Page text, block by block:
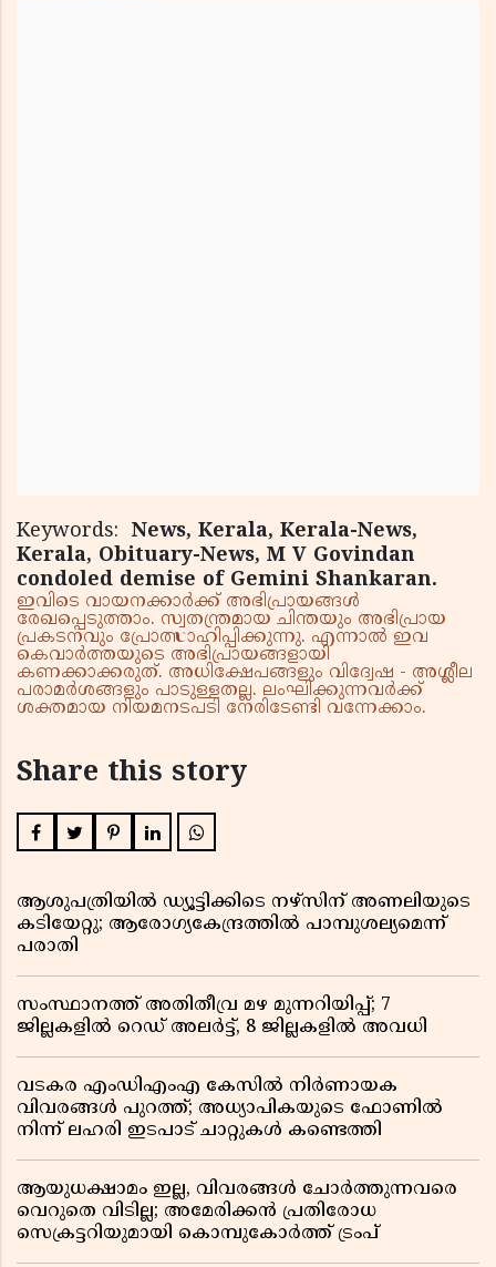
Keywords: News, Kerala, Kerala-News,
Kerala, Obituary-News, M V Govindan
condoled demise of Gemini Shankaran.
ഇവിടെ വായനക്കാർക്ക് അഭിപ്രായങ്ങൾ
രേഖപ്പെടുത്താം. സ്വതന്ത്രമായ ചിന്തയും അഭിപ്രായ
പ്രകടനവും പ്രോത്സാഹിപ്പിക്കുന്നു. എന്നാൽ ഇവ
കെവാർത്തയുടെ അഭിപ്രായങ്ങളായി
കണക്കാക്കരുത്. അധിക്ഷേപങ്ങളും വിദ്വേഷ - അശ്ലീല
പരാമർശങ്ങളും പാടുള്ളതല്ല. ലംഘിക്കുന്നവർക്ക്
ശക്തമായ നിയമനടപടി നേരിടേണ്ടി വന്നേക്കാം.
Share this story
ആശുപത്രിയിൽ ഡ്യൂട്ടിക്കിടെ നഴ്സിന് അണലിയുടെ
കടിയേറ്റു; ആരോഗ്യകേന്ദ്രത്തിൽ പാമ്പുശല്യമെന്ന്
പരാതി
സംസ്ഥാനത്ത് അതിതീവ്ര മഴ മുന്നറിയിപ്പ്; 7
ജില്ലകളിൽ റെഡ് അലർട്ട്, 8 ജില്ലകളിൽ അവധി
വടകര എംഡിഎംഎ കേസിൽ നിർണായക
വിവരങ്ങൾ പുറത്ത്; അധ്യാപികയുടെ ഫോണിൽ
നിന്ന് ലഹരി ഇടപാട് ചാറ്റുകൾ കണ്ടെത്തി
ആയുധക്ഷാമം ഇല്ല, വിവരങ്ങൾ ചോർത്തുന്നവരെ
വെറുതെ വിടില്ല; അമേരിക്കൻ പ്രതിരോധ
സെക്രട്ടറിയുമായി കൊമ്പുകോർത്ത് ട്രംപ്